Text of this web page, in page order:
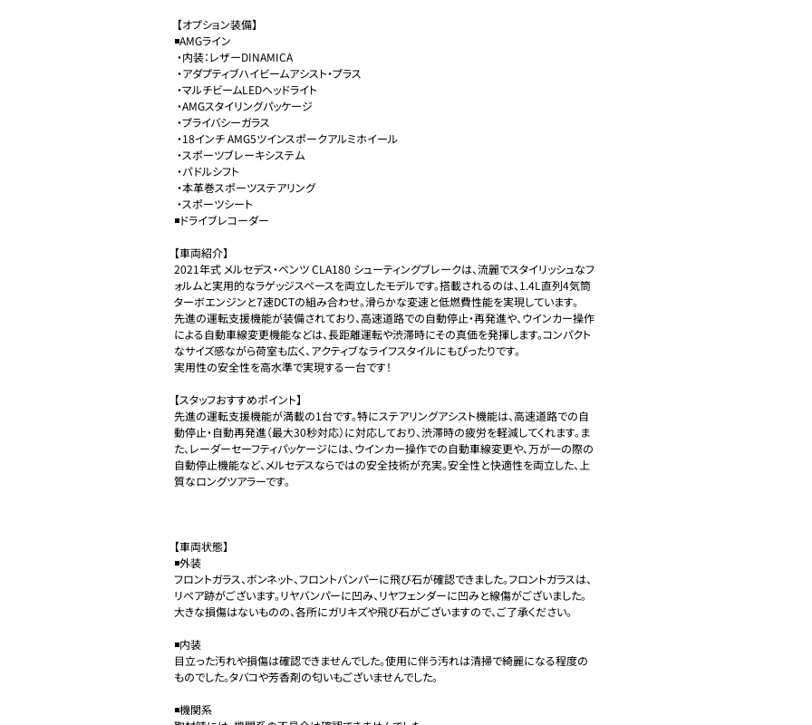
◾️AMGライン
◾️ドライブレコーダー
【車両紹介】
2021年式 メルセデス・ベンツ CLA180 シューティングブレークは、流麗でスタイリッシュなフ
ォルムと実用的なラゲッジスペースを両立したモデルです。搭載されるのは、1.4L直列4気筒
ターボエンジンと7速DCTの組み合わせ。滑らかな変速と低燃費性能を実現しています。
先進の運転支援機能が装備されており、高速道路での自動停止・再発進や、ウインカー操作
による自動車線変更機能などは、長距離運転や渋滞時にその真価を発揮します。コンパクト
なサイズ感ながら荷室も広く、アクティブなライフスタイルにもぴったりです。
実用性の安全性を高水準で実現する一台です！
【スタッフおすすめポイント】
先進の運転支援機能が満載の1台です。特にステアリングアシスト機能は、高速道路での自
動停止・自動再発進（最大30秒対応）に対応しており、渋滞時の疲労を軽減してくれます。ま
た、レーダーセーフティパッケージには、ウインカー操作での自動車線変更や、万が一の際の
自動停止機能など、メルセデスならではの安全技術が充実。安全性と快適性を両立した、上
質なロングツアラーです。
【車両状態】
◾️外装
フロントガラス、ボンネット、フロントバンパーに飛び石が確認できました。フロントガラスは、
リペア跡がございます。リヤバンパーに凹み、リヤフェンダーに凹みと線傷がございました。
大きな損傷はないものの、各所にガリキズや飛び石がございますので、ご了承ください。
◾️内装
目立った汚れや損傷は確認できませんでした。使用に伴う汚れは清掃で綺麗になる程度の
ものでした。タバコや芳香剤の匂いもございませんでした。
◾️機関系